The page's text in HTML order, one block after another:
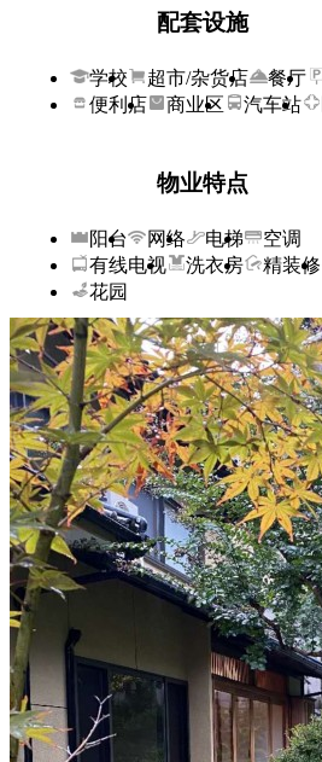
配套设施
学校 超市/杂货店 餐厅
便利店
商业区 汽车站
物业特点
阳台 网络 电梯
空调
有线电视
洗衣房 精装修
花园